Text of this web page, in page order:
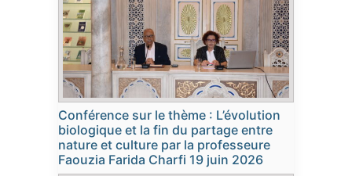
Conférence sur le thème : L’évolution
biologique et la fin du partage entre
nature et culture par la professeure
Faouzia Farida Charfi 19 juin 2026